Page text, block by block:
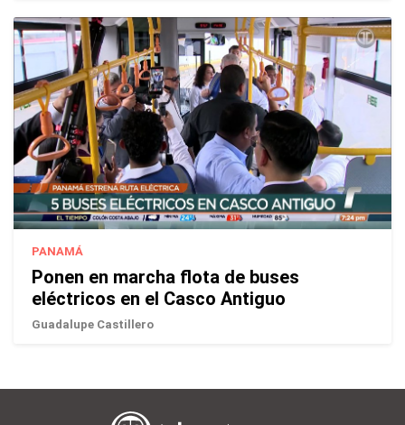
PANAMÁ
Ponen en marcha flota de buses
eléctricos en el Casco Antiguo
Guadalupe Castillero